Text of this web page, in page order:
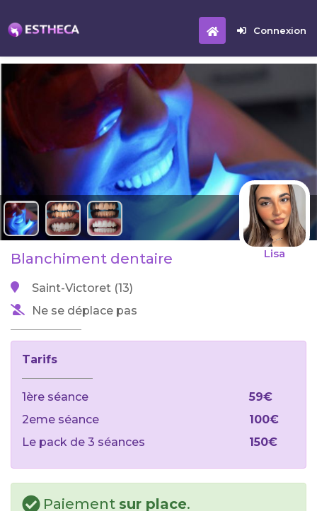
Connexion
Lisa
Blanchiment dentaire
Saint-Victoret (13)
Ne se déplace pas
Tarifs
1ère séance
59€
2eme séance
100€
Le pack de 3 séances
150€
Paiement sur place.